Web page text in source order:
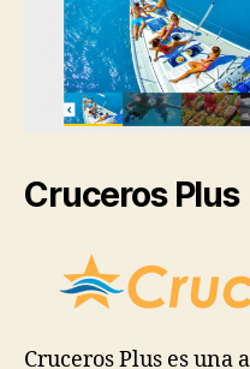
Cruceros Plus
Cruceros Plus es una